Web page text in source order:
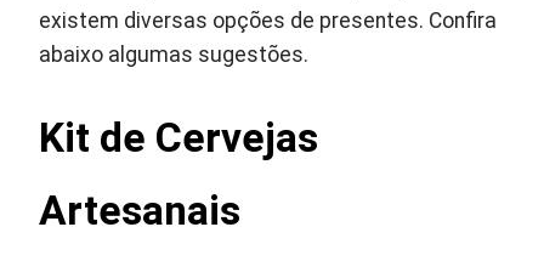
existem diversas opções de presentes. Confira
abaixo algumas sugestões.
Kit de Cervejas
Artesanais